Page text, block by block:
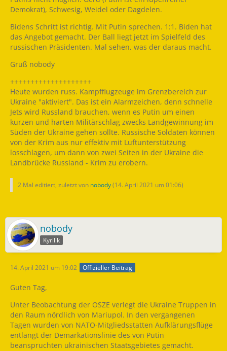
Demokrat), Schwesig, Weidel oder Dagdelen.
Bidens Schritt ist richtig. Mit Putin sprechen. 1:1. Biden hat
das Angebot gemacht. Der Ball liegt jetzt im Spielfeld des
russischen Präsidenten. Mal sehen, was der daraus macht.
Gruß nobody
++++++++++++++++++++
Heute wurden russ. Kampfflugzeuge im Grenzbereich zur
Ukraine "aktiviert". Das ist ein Alarmzeichen, denn schnelle
Jets wird Russland brauchen, wenn es Putin um einen
kurzen und harten Militärschlag zwecks Landgewinnung im
Süden der Ukraine gehen sollte. Russische Soldaten können
von der Krim aus nur effektiv mit Luftunterstützung
losschlagen, um dann von zwei Seiten in der Ukraine die
Landbrücke Russland - Krim zu erobern.
2 Mal editiert, zuletzt von nobody(14. April 2021 um 01:06)
nobody
Kyrilik
14. April 2021 um 19:02 Offizieller Beitrag
Guten Tag,
Unter Beobachtung der OSZE verlegt die Ukraine Truppen in
den Raum nördlich von Mariupol. In den vergangenen
Tagen wurden von NATO-Mitgliedsstatten Aufklärungsflüge
entlangt der Demarkationslinie des von Putin
beanspruchten ukrainischen Staatsgebietes gemacht.